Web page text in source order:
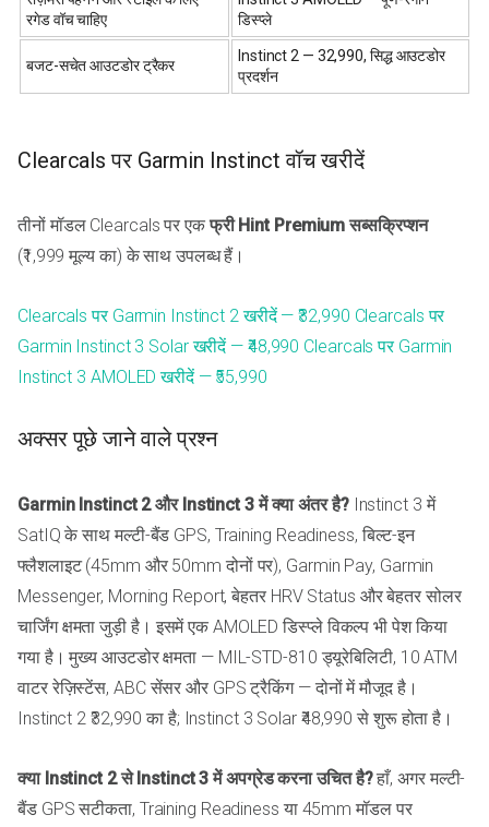
रगेड वॉच चाहिए
डिस्प्ले
बजट-सचेत आउटडोर ट्रैकर
Instinct 2 — ₹32,990, सिद्ध आउटडोर
प्रदर्शन
Clearcals पर Garmin Instinct वॉच खरीदें
तीनों मॉडल Clearcals पर एकफ्री Hint Premium सब्सक्रिप्शन
(₹1,999 मूल्य का) के साथ उपलब्ध हैं।
Clearcals पर Garmin Instinct 2 खरीदें — ₹32,990 Clearcals पर
Garmin Instinct 3 Solar खरीदें — ₹48,990 Clearcals पर Garmin
Instinct 3 AMOLED खरीदें — ₹55,990
अक्सर पूछे जाने वाले प्रश्न
Garmin Instinct 2 और Instinct 3 में क्या अंतर है?Instinct 3 में
SatIQ के साथ मल्टी-बैंड GPS, Training Readiness, बिल्ट-इन
फ्लैशलाइट (45mm और 50mm दोनों पर), Garmin Pay, Garmin
Messenger, Morning Report, बेहतर HRV Status और बेहतर सोलर
चार्जिंग क्षमता जुड़ी है। इसमें एक AMOLED डिस्प्ले विकल्प भी पेश किया
गया है। मुख्य आउटडोर क्षमता — MIL-STD-810 ड्यूरेबिलिटी, 10 ATM
वाटर रेज़िस्टेंस, ABC सेंसर और GPS ट्रैकिंग — दोनों में मौजूद है।
Instinct 2 ₹32,990 का है; Instinct 3 Solar ₹48,990 से शुरू होता है।
क्या Instinct 2 से Instinct 3 में अपग्रेड करना उचित है?हाँ, अगर मल्टी-
बैंड GPS सटीकता, Training Readiness या 45mm मॉडल पर